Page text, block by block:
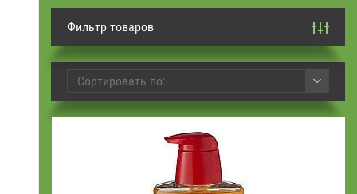
Фильтр товаров
Сортировать по: